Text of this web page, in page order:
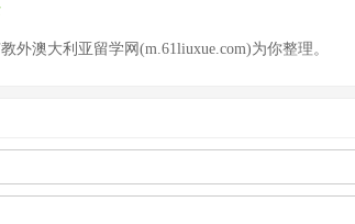
外澳大利亚留学网(m.61liuxue.com)为你整理。